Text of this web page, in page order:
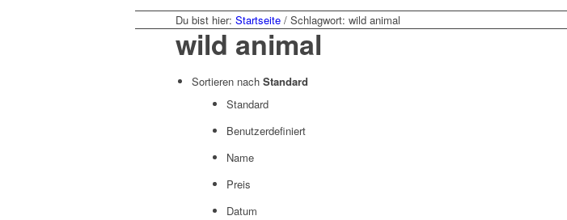
Du bist hier: Startseite / Schlagwort: wild animal
wild animal
Sortieren nach Standard
Standard
Benutzerdefiniert
Name
Preis
Datum